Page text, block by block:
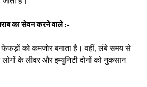
का सेवन करने वाले :-
फेफड़ों को कमजोर बनाता है। वहीं, लंबे समय से
के लीवर और इम्युनिटी दोनों को नुकसान